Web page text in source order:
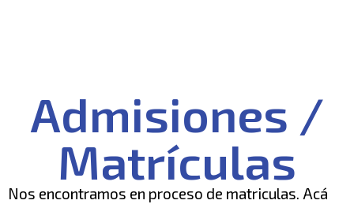
Admisiones /
Matrículas
Nos encontramos en proceso de matriculas. Acá